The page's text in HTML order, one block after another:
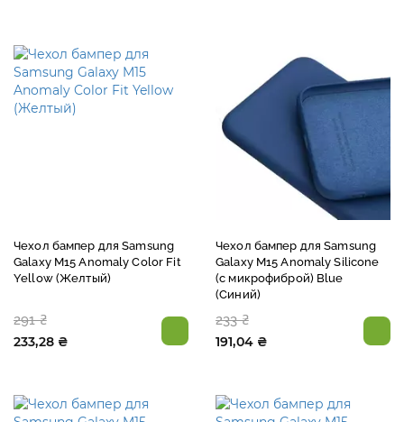
Чехол бампер для Samsung
Galaxy M15 Anomaly Color Fit
Yellow (Желтый)
291 ₴
233,28 ₴
Чехол бампер для Samsung
Galaxy M15 Anomaly Silicone
(с микрофиброй) Blue
(Синий)
233 ₴
191,04 ₴